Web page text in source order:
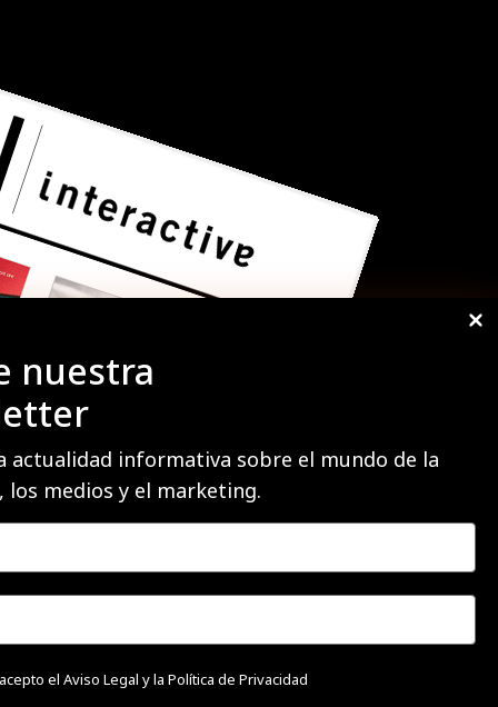
nuestra
actualidad informativa sobre el mundo de la
los medios y el marketing.
el Aviso Legal y la Política de Privacidad
y estudios
pero cierto
ESG
Opinión